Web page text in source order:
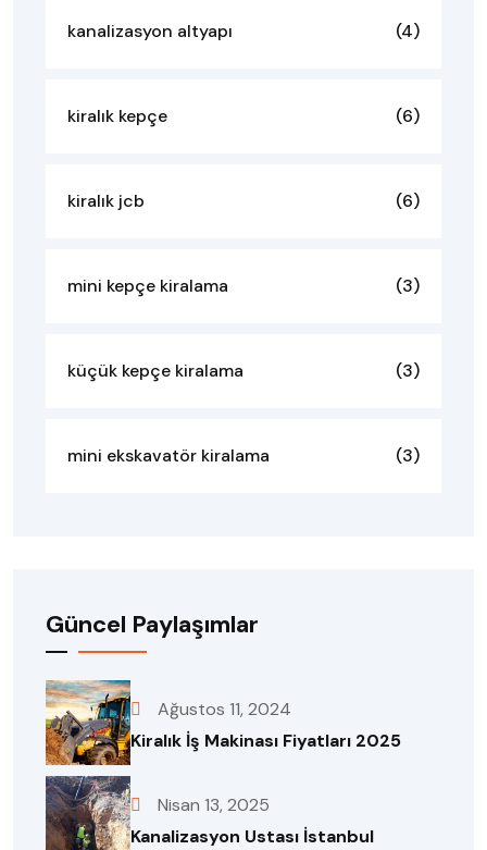
kanalizasyon altyapı (4)
kiralık kepçe (6)
kiralık jcb (6)
mini kepçe kiralama (3)
küçük kepçe kiralama (3)
mini ekskavatör kiralama (3)
Güncel Paylaşımlar
Ağustos 11, 2024
Kiralık İş Makinası Fiyatları 2025
Nisan 13, 2025
Kanalizasyon Ustası İstanbul